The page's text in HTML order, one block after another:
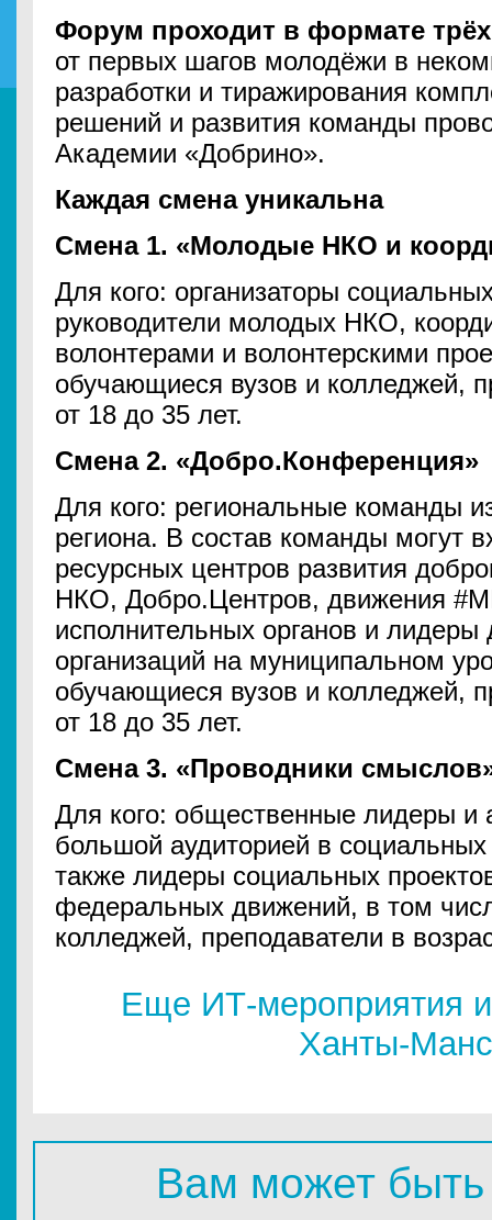
Форум проходит в формате
от первых шагов молодёжи в
разработки и тиражирования
решений и развития команды
Академии «Добрино».
Каждая смена уникальна
Смена 1. «Молодые НКО и
Для кого: организаторы
руководители молодых НКО,
волонтерами и волонтерскими
обучающиеся вузов и колледжей,
от 18 до 35 лет.
Смена 2. «Добро.Конференция»
Для кого: региональные команды
региона. В состав команды могут
ресурсных центров развития
НКО, Добро.Центров, движения
исполнительных органов и лидеры
организаций на муниципальном
обучающиеся вузов и колледжей,
от 18 до 35 лет.
Смена 3. «Проводники
Для кого: общественные лидеры и
большой аудиторией в
также лидеры социальных
федеральных движений, в том
колледжей, преподаватели в
Еще ИТ-мероприятия
Ханты-
Вам может быть